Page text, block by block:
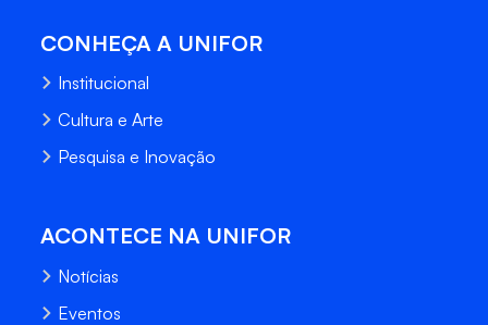
CONHEÇA A UNIFOR
Institucional
Cultura e Arte
Pesquisa e Inovação
ACONTECE NA UNIFOR
Notícias
Eventos